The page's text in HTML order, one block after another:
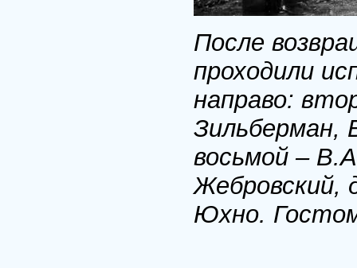
После
проходили
направо:
Зильберман,
восьмой –
Юхно.